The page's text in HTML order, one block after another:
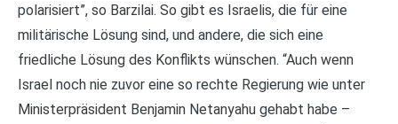
polarisiert”, so Barzilai. So gibt es Israelis, die für eine
militärische Lösung sind, und andere, die sich eine
friedliche Lösung des Konflikts wünschen. “Auch wenn
Israel noch nie zuvor eine so rechte Regierung wie unter
Ministerpräsident Benjamin Netanyahu gehabt habe –